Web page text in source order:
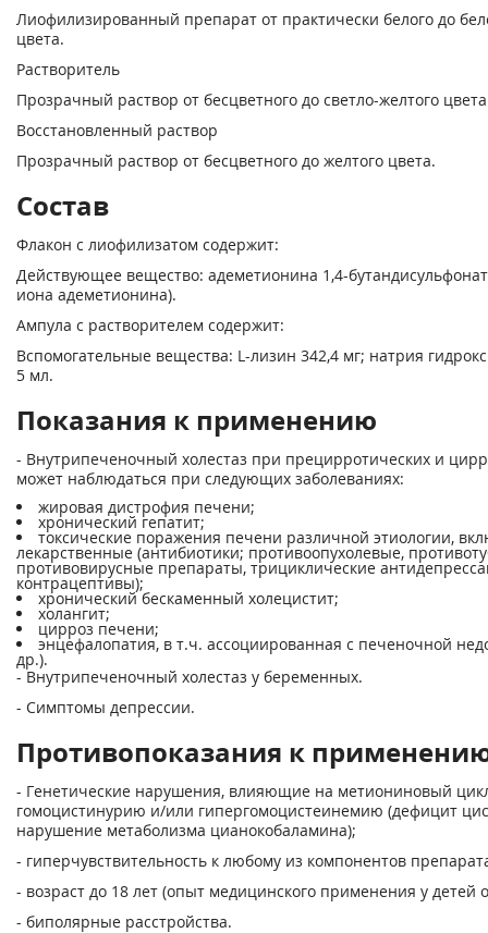
Лиофилизированный препарат от практически белого до
цвета.
Растворитель
Прозрачный раствор от бесцветного до светло-желтого
Восстановленный раствор
Прозрачный раствор от бесцветного до желтого цвета.
Состав
Флакон с лиофилизатом содержит:
Действующее вещество: адеметионина 1,4-бутандисульфонат
иона адеметионина).
Ампула с растворителем содержит:
Вспомогательные вещества: L-лизин 342,4 мг; натрия
5 мл.
Показания к применению
- Внутрипеченочный холестаз при прецирротических и
может наблюдаться при следующих заболеваниях:
жировая дистрофия печени;
хронический гепатит;
токсические поражения печени различной этиологии,
лекарственные (антибиотики; противоопухолевые,
противовирусные препараты, трициклические
контрацептивы);
хронический бескаменный холецистит;
холангит;
цирроз печени;
энцефалопатия, в т.ч. ассоциированная с печеночной
др.).
- Внутрипеченочный холестаз у беременных.
- Симптомы депрессии.
Противопоказания к
- Генетические нарушения, влияющие на метиониновый
гомоцистинурию и/или гипергомоцистеинемию (дефицит
нарушение метаболизма цианокобаламина);
- гиперчувствительность к любому из компонентов
- возраст до 18 лет (опыт медицинского применения у детей
- биполярные расстройства.